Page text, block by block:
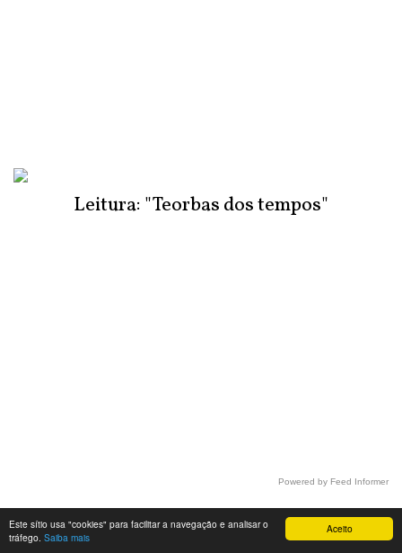
Aceito
Este sítio usa "cookies" para facilitar a navegação e analisar o
tráfego. Saiba mais
Leitura: "Teorbas dos tempos"
Powered by Feed Informer